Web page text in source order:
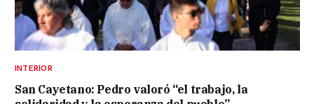
INTERIOR
San Cayetano: Pedro valoró “el trabajo, la